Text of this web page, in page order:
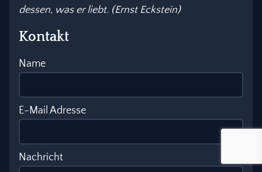
dessen, was er liebt. (Ernst Eckstein)
Kontakt
Name
E-Mail Adresse
Nachricht